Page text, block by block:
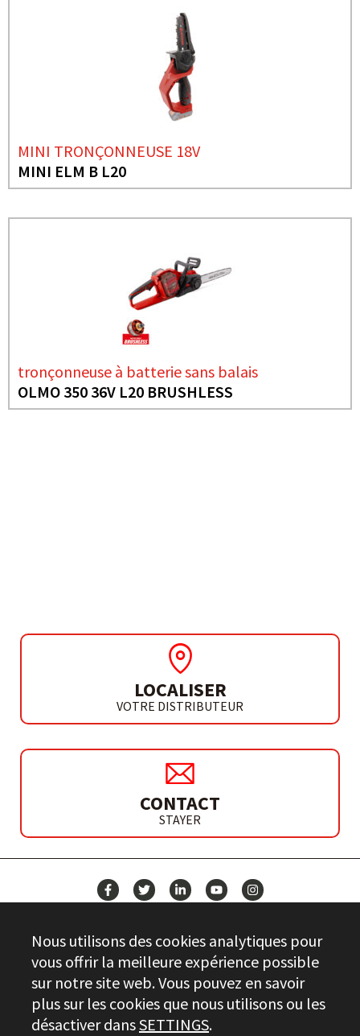
MINI TRONÇONNEUSE 18V
MINI ELM B L20
tronçonneuse à batterie sans balais
OLMO 350 36V L20 BRUSHLESS
LOCALISER
VOTRE DISTRIBUTEUR
CONTACT
STAYER
CONTACT
Stayer.es © 2026
Nous utilisons des cookies analytiques pour
vous offrir la meilleure expérience possible
sur notre site web. Vous pouvez en savoir
plus sur les cookies que nous utilisons ou les
désactiver dansSETTINGS.